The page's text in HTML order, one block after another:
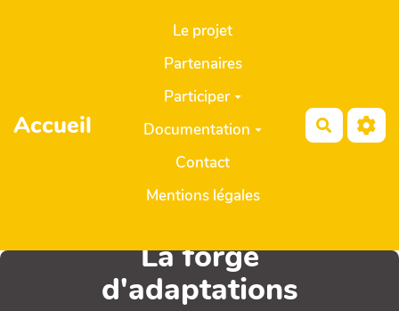
Aller au contenu principal
Accueil
Le projet
Partenaires
Participer
Documentation
Contact
Mentions légales
La forge
d'adaptations